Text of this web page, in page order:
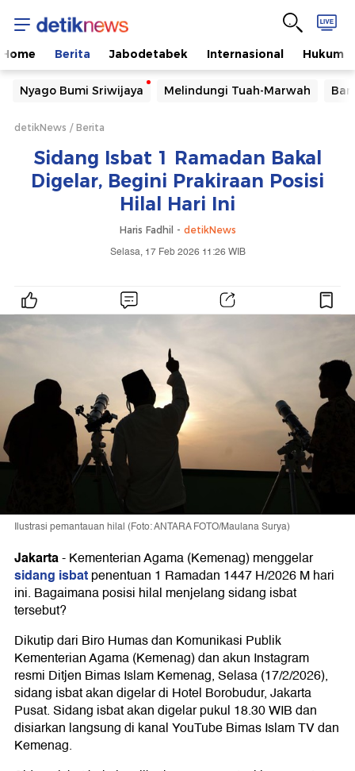
Home Berita Jabodetabek Internasional Hukum
Nyago Bumi Sriwijaya Melindungi Tuah-Marwah
detikNews Berita
Sidang Isbat 1 Ramadan Bakal
Digelar, Begini Prakiraan Posisi
Hilal Hari Ini
Haris Fadhil - detikNews
Selasa, 17 Feb 2026 11:26 WIB
Ilustrasi pemantauan hilal (Foto: ANTARA FOTO/Maulana Surya)
Jakarta-Kementerian Agama (Kemenag) menggelar
sidang isbatpenentuan 1 Ramadan 1447 H/2026 M hari
ini. Bagaimana posisi hilal menjelang sidang isbat
tersebut?
Dikutip dari Biro Humas dan Komunikasi Publik
Kementerian Agama (Kemenag) dan akun Instagram
resmi Ditjen Bimas Islam Kemenag, Selasa (17/2/2026),
sidang isbat akan digelar di Hotel Borobudur, Jakarta
Pusat. Sidang isbat akan digelar pukul 18.30 WIB dan
disiarkan langsung di kanal YouTube Bimas Islam TV dan
Kemenag.